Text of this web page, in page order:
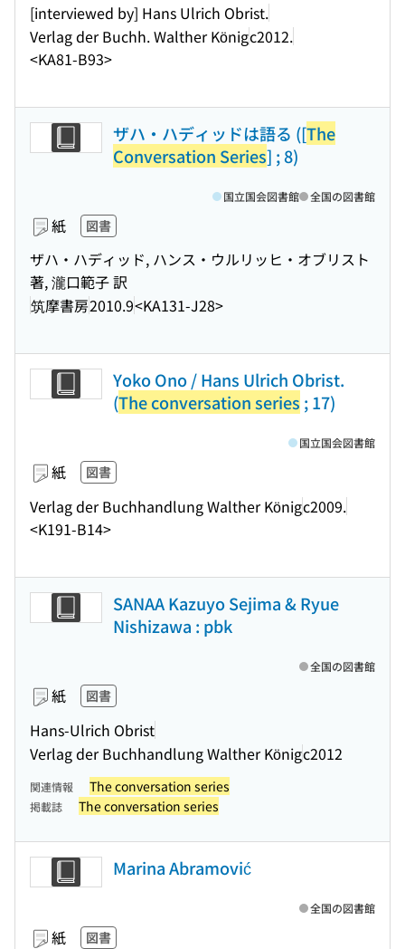
[interviewed by] Hans Ulrich Obrist.
Verlag der Buchh. Walther Königc2012.
<KA81-B93>
ザハ・ハディッドは語る ([The
Conversation Series] ; 8)
紙 図書
ザハ・ハディッド, ハンス・ウルリッヒ・オブリスト
著, 瀧口範子 訳
筑摩書房2010.9<KA131-J28>
国立国会図書館 全国の図書館
Yoko Ono / Hans Ulrich Obrist.
(The conversation series ; 17)
紙 図書
Verlag der Buchhandlung Walther Königc2009.
<K191-B14>
国立国会図書館
SANAA Kazuyo Sejima & Ryue
Nishizawa : pbk
紙 図書
Hans-Ulrich Obrist
Verlag der Buchhandlung Walther Königc2012
全国の図書館
関連情報 The conversation series
掲載誌 The conversation series
Marina Abramović
紙 図書
全国の図書館